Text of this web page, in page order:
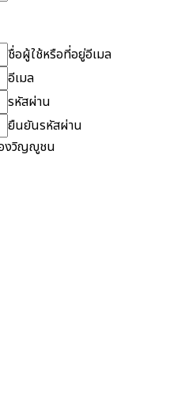
ชื่อผู้ใช้หรือที่อยู่อีเมล
อีเมล
รหัสผ่าน
ยืนยันรหัสผ่าน
งวิญญูชน